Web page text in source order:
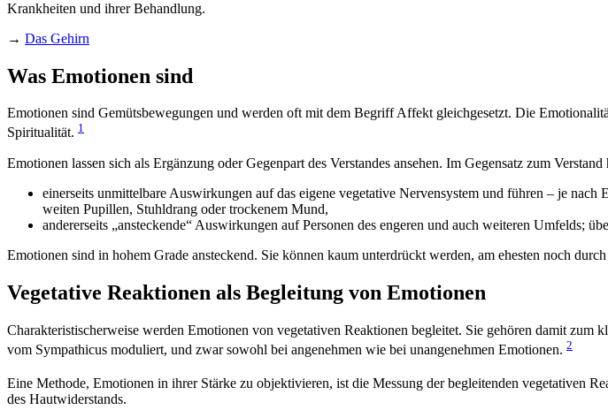
Krankheiten und ihrer Behandlung.
→ Das Gehirn
Was Emotionen sind
Emotionen sind Gemütsbewegungen und werden oft mit dem Begriff Affekt gleichgesetzt. Die
Spiritualität. 1
Emotionen lassen sich als Ergänzung oder Gegenpart des Verstandes ansehen. Im Gegensatz zum Verstand
einerseits unmittelbare Auswirkungen auf das eigene vegetative Nervensystem und führen – je
weiten Pupillen, Stuhldrang oder trockenem Mund,
andererseits „ansteckende“ Auswirkungen auf Personen des engeren und auch weiteren Umfelds;
Emotionen sind in hohem Grade ansteckend. Sie können kaum unterdrückt werden, am ehesten noch
Vegetative Reaktionen als Begleitung von Emotionen
Charakteristischerweise werden Emotionen von vegetativen Reaktionen begleitet. Sie gehören damit
vom Sympathicus moduliert, und zwar sowohl bei angenehmen wie bei unangenehmen Emotionen. 2
Eine Methode, Emotionen in ihrer Stärke zu objektivieren, ist die Messung der begleitenden vegetativen
des Hautwiderstands.